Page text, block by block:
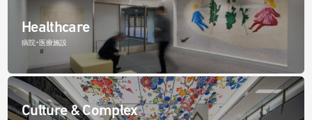
Healthcare
病院・医療施設
Culture & Complex